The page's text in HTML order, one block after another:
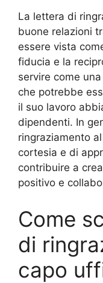
La lettera di
buone relazioni
essere vista
fiducia e la
servire come
che potrebbe
il suo lavoro
dipendenti. In
ringraziamento
cortesia e di
contribuire a
positivo e
Come
di
capo